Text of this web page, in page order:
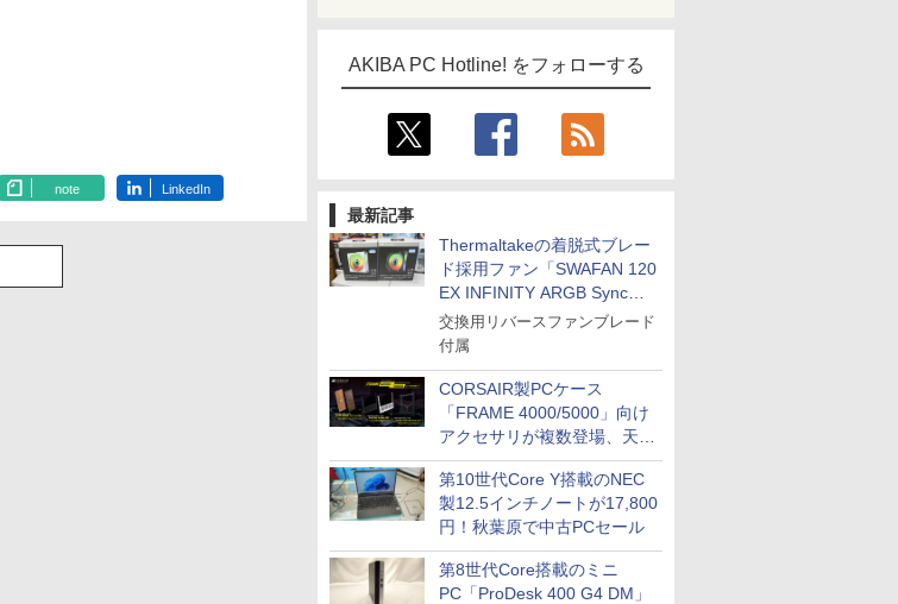
AKIBA PC Hotline! をフォローする
最新記事
Thermaltakeの着脱式ブレー
ド採用ファン「SWAFAN 120
EX INFINITY ARGB Sync」
に単品パッケージ
交換用リバースファンブレード
付属
CORSAIR製PCケース
「FRAME 4000/5000」向け
アクセサリが複数登場、天然
木製パネルや背面コネクタ対
応トレイなど
第10世代Core Y搭載のNEC
製12.5インチノートが17,800
円！秋葉原で中古PCセール
第8世代Core搭載のミニ
PC「ProDesk 400 G4 DM」
note LinkedIn